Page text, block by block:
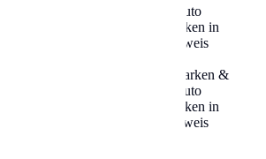
(Saale)
Auto
Zonen
Parken & Bewohnerparken in
Auto Verkehr Parkausweis
in Halle (Saale)
Parken &
(Saale)
Auto
Zonen
Parken & Bewohnerparken in
Auto Verkehr Parkausweis